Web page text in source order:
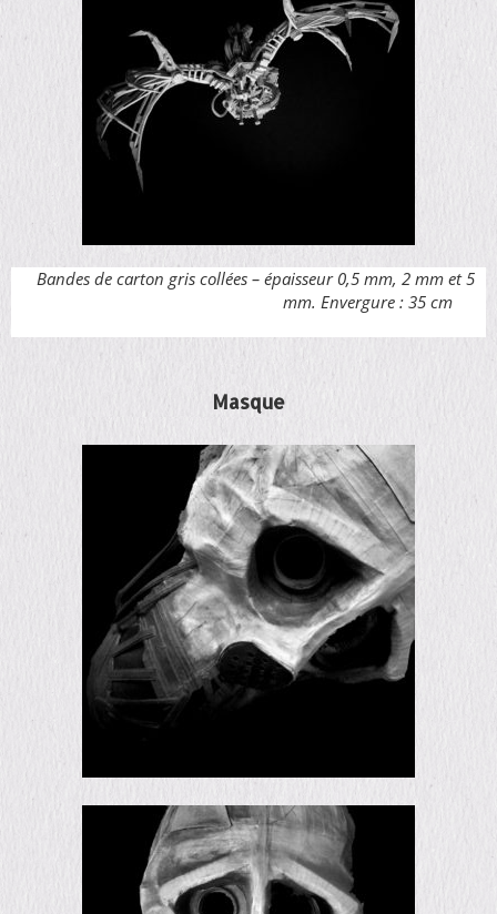
Bandes de carton gris collées – épaisseur 0,5 mm, 2 mm et 5
mm. Envergure : 35 cm
Masque